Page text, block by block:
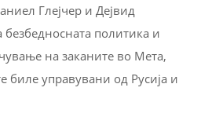
Глејчер и Дејвид
политика и
на заканите во Мета,
биле управувани од Русија и